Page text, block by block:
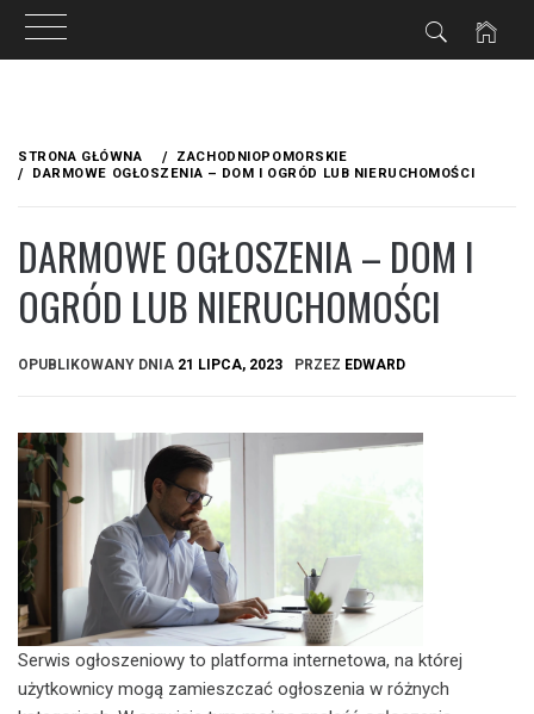
treści
STRONA GŁÓWNA
ZACHODNIOPOMORSKIE
DARMOWE OGŁOSZENIA – DOM I OGRÓD LUB NIERUCHOMOŚCI
DARMOWE OGŁOSZENIA – DOM I
OGRÓD LUB NIERUCHOMOŚCI
OPUBLIKOWANY DNIA 21 LIPCA, 2023 PRZEZ EDWARD
Serwis ogłoszeniowy to platforma internetowa, na której
użytkownicy mogą zamieszczać ogłoszenia w różnych